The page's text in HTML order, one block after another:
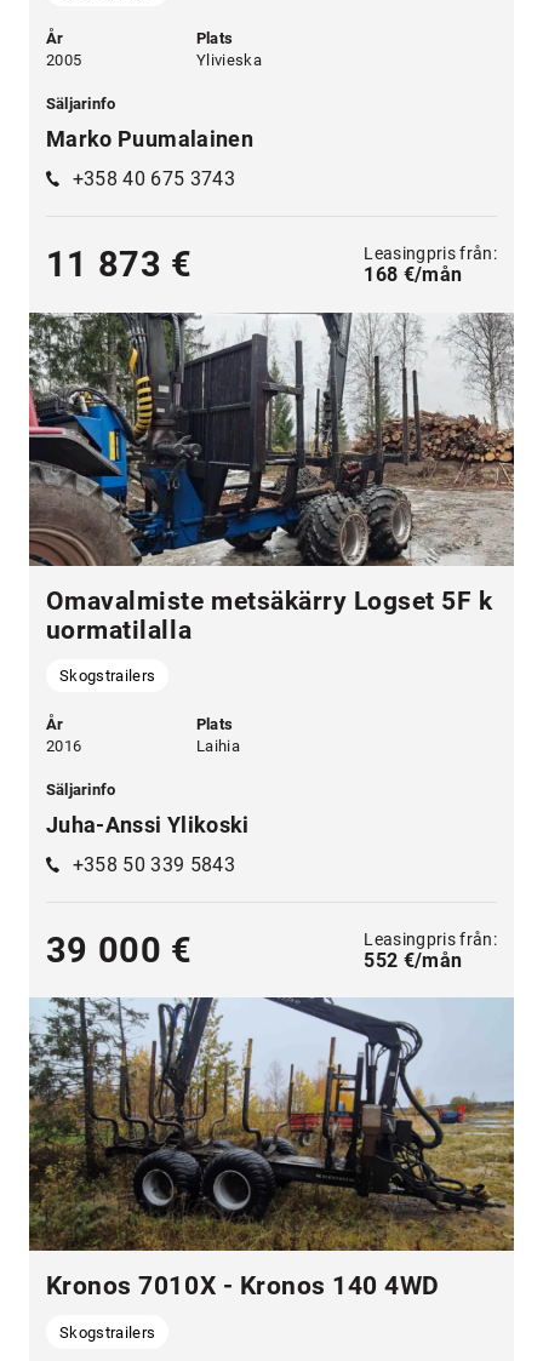
År
2005
Plats
Ylivieska
Säljarinfo
Marko Puumalainen
+358 40 675 3743
11 873 € Leasingpris från:
168 €/mån
Omavalmiste metsäkärry Logset 5F k
uormatilalla
Skogstrailers
År
2016
Plats
Laihia
Säljarinfo
Juha-Anssi Ylikoski
+358 50 339 5843
39 000 € Leasingpris från:
552 €/mån
Kronos 7010X - Kronos 140 4WD
Skogstrailers